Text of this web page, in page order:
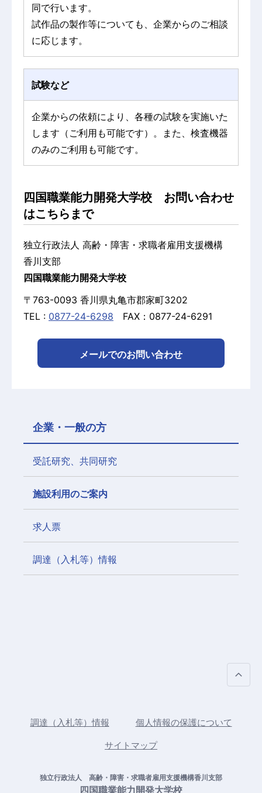
同で行います。
試作品の製作等についても、企業からのご相談
に応じます。
試験など
企業からの依頼により、各種の試験を実施いた
します（ご利用も可能です）。また、検査機器
のみのご利用も可能です。
四国職業能力開発大学校 お問い合わせ
はこちらまで
独立行政法人 高齢・障害・求職者雇用支援機構
香川支部
四国職業能力開発大学校
〒763-0093 香川県丸亀市郡家町3202
TEL : 0877-24-6298 FAX：0877-24-6291
メールでのお問い合わせ
企業・一般の方
受託研究、共同研究
施設利用のご案内
求人票
調達（入札等）情報
調達（入札等）情報 個人情報の保護について
サイトマップ
独立行政法人 高齢・障害・求職者雇用支援機構香川支部
四国職業能力開発大学校